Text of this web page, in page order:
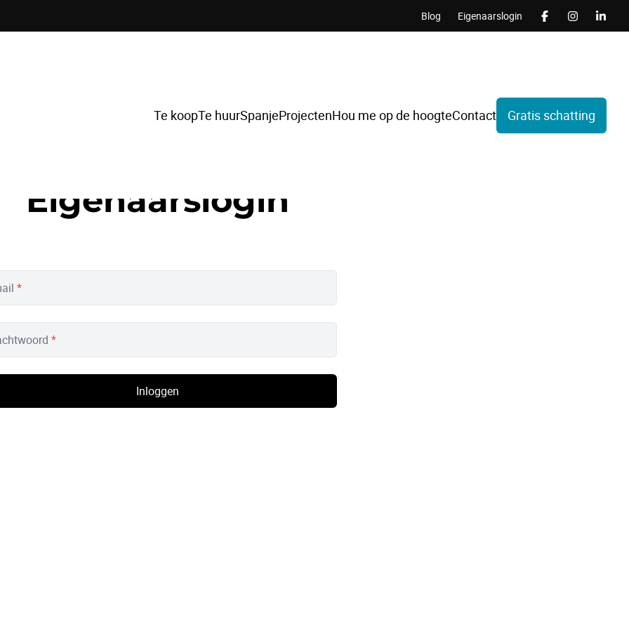
Blog Eigenaarslogin
Te koopTe huurSpanjeProjectenHou me op de hoogteContact Gratis schatting
Eigenaarslogin
*
*
Inloggen